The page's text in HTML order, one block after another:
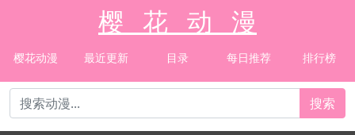
樱 花 动 漫
樱花动漫 最近更新 目录 每日推荐 排行榜
搜索